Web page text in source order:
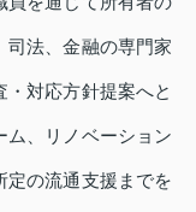
司法、金融の専門家
対応方針提案へと
ム、リノベーション
定の流通支援までを